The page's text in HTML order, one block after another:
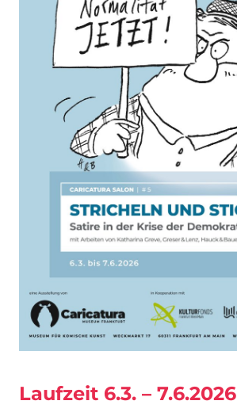
Laufzeit 6.3. – 7.6.2026